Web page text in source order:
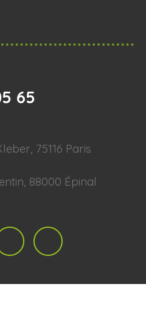
65
75116 Paris
88000 Épinal